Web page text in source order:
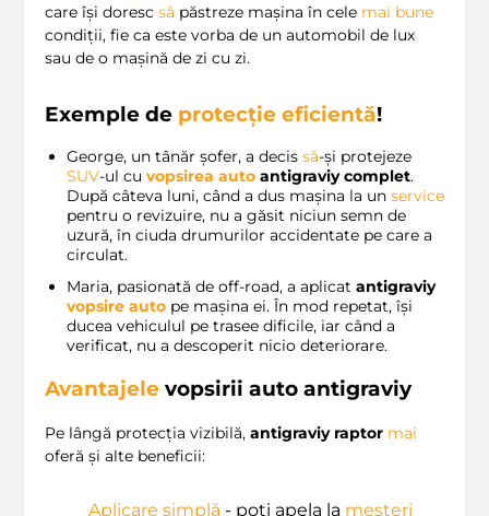
care își doresc să păstreze mașina în cele mai bune
condiții, fie ca este vorba de un automobil de lux
sau de o mașină de zi cu zi.
Exemple de protecție eficientă!
George, un tânăr șofer, a decis să-și protejeze
SUV-ul cu vopsirea auto antigraviy complet.
După câteva luni, când a dus mașina la un service
pentru o revizuire, nu a găsit niciun semn de
uzură, în ciuda drumurilor accidentate pe care a
circulat.
Maria, pasionată de off-road, a aplicat antigraviy
vopsire auto pe mașina ei. În mod repetat, își
ducea vehiculul pe trasee dificile, iar când a
verificat, nu a descoperit nicio deteriorare.
Avantajele vopsirii auto antigraviy
Pe lângă protecția vizibilă, antigraviy raptor mai
oferă și alte beneficii:
Aplicare simplă - poți apela la mesteri